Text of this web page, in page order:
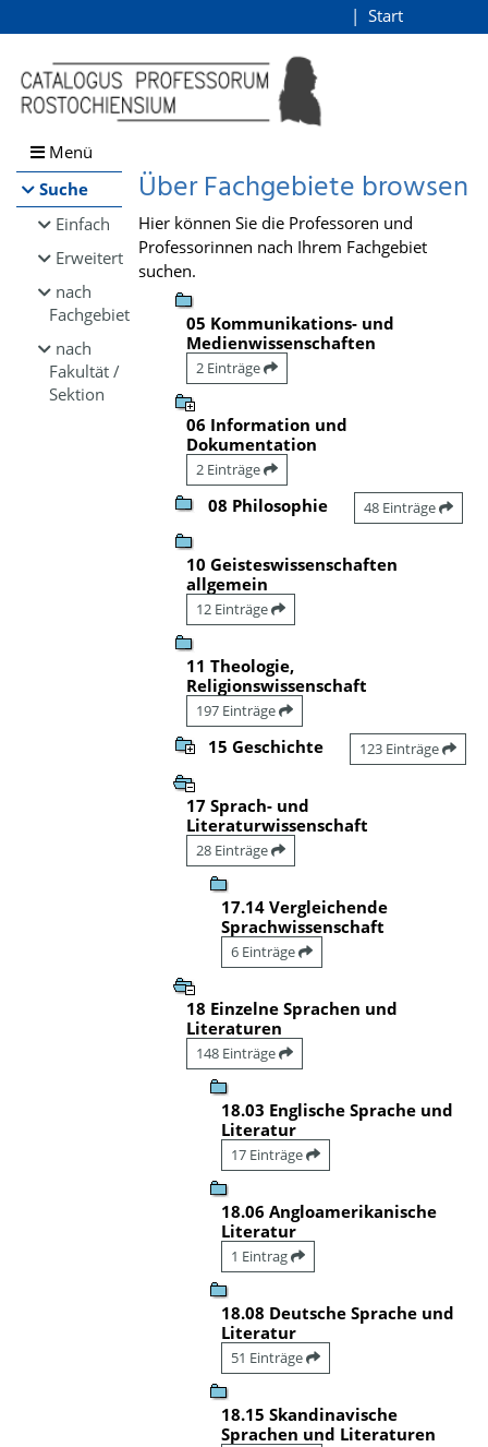
Browsen
direkt zum Inhalt
Start
Menü
Suche
Einfach
Erweitert
nach
Fachgebiet
nach
Fakultät /
Sektion
Über Fachgebiete browsen
Hier können Sie die Professoren und
Professorinnen nach Ihrem Fachgebiet
suchen.
05 Kommunikations- und
Medienwissenschaften
2 Einträge
06 Information und
Dokumentation
2 Einträge
08 Philosophie 48 Einträge
10 Geisteswissenschaften
allgemein
12 Einträge
11 Theologie,
Religionswissenschaft
197 Einträge
15 Geschichte 123 Einträge
17 Sprach- und
Literaturwissenschaft
28 Einträge
17.14 Vergleichende
Sprachwissenschaft
6 Einträge
18 Einzelne Sprachen und
Literaturen
148 Einträge
18.03 Englische Sprache und
Literatur
17 Einträge
18.06 Angloamerikanische
Literatur
1 Eintrag
18.08 Deutsche Sprache und
Literatur
51 Einträge
18.15 Skandinavische
Sprachen und Literaturen